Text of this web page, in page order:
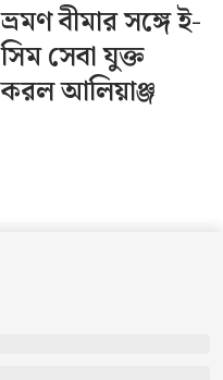
ভ্রমণ বীমার সঙ্গে ই-
সিম সেবা যুক্ত
করল আলিয়াঞ্জ